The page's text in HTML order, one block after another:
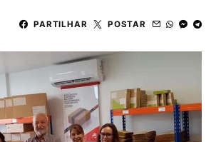
PARTILHAR POSTAR